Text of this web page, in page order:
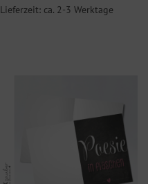
Lieferzeit: ca. 2-3 Werktage